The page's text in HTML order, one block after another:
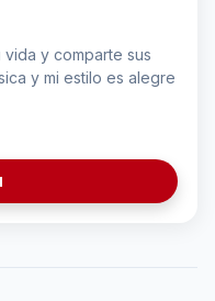
vida y comparte sus
y mi estilo es alegre